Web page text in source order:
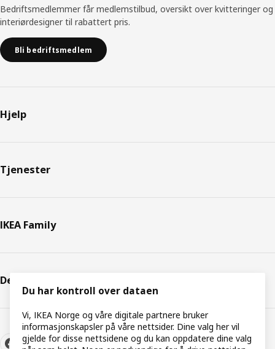
Bedriftsmedlemmer får medlemstilbud, oversikt over kvitteringer og
interiørdesigner til rabattert pris.
Bli bedriftsmedlem
Hjelp
Tjenester
IKEA Family
Dette er IKEA
Du har kontroll over dataen
Vi, IKEA Norge og våre digitale partnere bruker
informasjonskapsler på våre nettsider. Dine valg her vil
gjelde for disse nettsidene og du kan oppdatere dine valg